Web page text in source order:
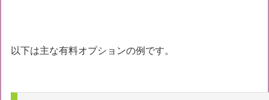
以下は主な有料オプションの例です。